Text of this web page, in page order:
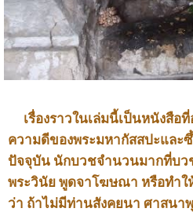
เรื่องราวในเล่มนี้เป็นหนังสือ
ความดีของพระมหากัสสปะและ
ปัจจุบัน นักบวชจำนวนมากที่บว
พระวินัย พูดจาโฆษณา หรือทำใ
ว่า ถ้าไม่มีท่านสังคยนา ศาสนา